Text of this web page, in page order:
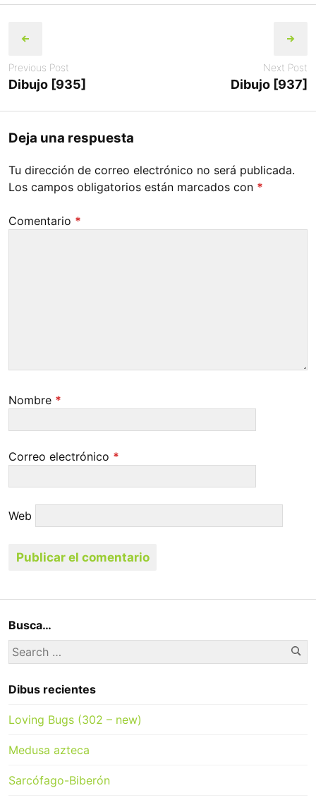
navigation
Previous Post
Dibujo [935]
Next Post
Dibujo [937]
Deja una respuesta
Tu dirección de correo electrónico no será publicada.
Los campos obligatorios están marcados con *
Comentario *
Nombre *
Correo electrónico *
Web
Busca…
Search
for:
Dibus recientes
Loving Bugs (302 – new)
Medusa azteca
Sarcófago-Biberón